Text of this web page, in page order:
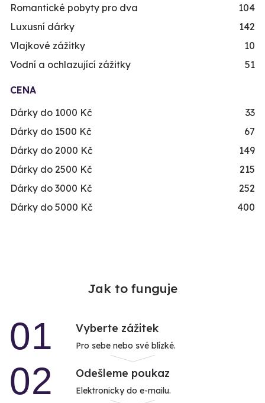
Romantické pobyty pro dva
104
Luxusní dárky
142
Vlajkové zážitky
10
Vodní a ochlazující zážitky
51
CENA
Dárky do 1000 Kč
33
Dárky do 1500 Kč
67
Dárky do 2000 Kč
149
Dárky do 2500 Kč
215
Dárky do 3000 Kč
252
Dárky do 5000 Kč
400
Jak to funguje
01 Vyberte zážitek
Pro sebe nebo své blízké.
02 Odešleme poukaz
Elektronicky do e-mailu.